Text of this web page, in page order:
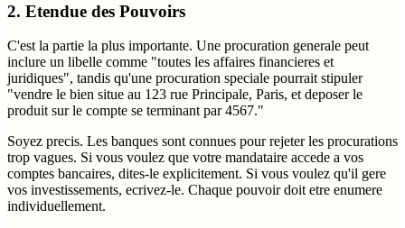
2. Etendue des Pouvoirs
C'est la partie la plus importante. Une procuration generale peut
inclure un libelle comme "toutes les affaires financieres et
juridiques", tandis qu'une procuration speciale pourrait stipuler
"vendre le bien situe au 123 rue Principale, Paris, et deposer le
produit sur le compte se terminant par 4567."
Soyez precis. Les banques sont connues pour rejeter les procurations
trop vagues. Si vous voulez que votre mandataire accede a vos
comptes bancaires, dites-le explicitement. Si vous voulez qu'il gere
vos investissements, ecrivez-le. Chaque pouvoir doit etre enumere
individuellement.